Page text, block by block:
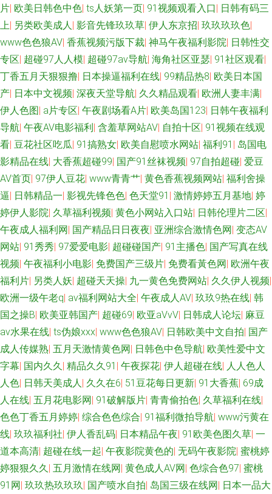
日本东京热色综合 欧美成人免费专区 天天干视频 日本妞妞基地 东京热色图
片 人妖免费网站 操逼福利 五月天午夜性爱 日韩图色 91视频青青 日本日屄
女同久久 免费69AV 五月天色导航婷 国产天天干天天色 天天干视频毛片 欧美
人妖黄网 国产25页 国产欧美日韩综合 伪娘ts 久草福力精品 97操操操 豆花
成人影片视频 豆花视频久久 超碰97在线播放 色色一本岛色 伊人婷婷色香五
月 肏屄网在线 人人操人人模 欧美日韩久久 综合性交网 www日韩lll 日韩伦理
在线网址入口av 老湿机福利看片 亚洲三级国产 狼友www 三级成人在线观看
欧美性爱天天网 欧美日韩国产成人 午夜性網 国产第37页 国内自拍1234 97
入口 aa网站 午夜成人色网 www人人肏 久久国产一区 欧美另类TS伪娘 91爱
啪啪 亚洲另类春色小说 日韩免费观看视频 韩国盗摄视频 含羞草网AV 草逼电
影网站 日韩人妻色图 豆花成人精品社区 97色97色 黄色网入口站链接 99热
肏屄0 91黑料福利网 亚洲97色se 福利午夜理论片 日本男女肏屄视频 四虎私
韩国不卡污视频 国产精品v 人妻草草草草 白虎美女爆操91 婷婷综合伊人一
片| 欧美日韩色中色| ts人妖第一页| 91视频观看入口| 日韩有码三
上| 另类欧美成人| 影音先锋玖玖草| 伊人东京招| 玖玖玖玖色|
www色色狼AV| 香蕉视频污版下裁| 神马午夜福利影院| 日韩性交
专区| 超碰97人人模| 超碰97av导航| 海角社区亚瑟| 91社区观看|
丁香五月天狠狠撸| 日本操逼福利在线| 99精品热8| 欧美日本国
产| 日本中文视频| 深夜天堂导航| 久久精品观看| 欧洲人妻丰满|
伊人色图| a片专区| 午夜剧场看A片| 欧美岛国123| 日韩午夜福利
导航| 午夜AV电影福利| 含羞草网站AV| 自拍十区| 91视频在线观
看| 豆花社区吃瓜| 91搞熟女| 欧美自慰喷水网站| 福利91 | 岛国电
影精品在线| 大香蕉超碰99| 国产91丝袜视频| 97自拍超碰| 爱豆
AV首页| 97伊人豆花| www青青艹| 黄色香蕉视频网站| 福利舍操
逼| 日韩精品一| 影视先锋色色| 色天堂91 | 激情婷婷五月基地| 婷
婷伊人影院| 久草福利视频| 黄色小网站入口站| 日韩伦理片二区|
午夜成人福利网| 国产精品日日夜夜| 亚洲综合激情色网| 变态AV
网站| 91秀秀| 97爱爱电影| 超碰碰国产| 91主播色| 国产写真在线
视频| 午夜福利小电影| 免费国产三级片| 免费看黃色网| 欧洲午夜
福利片| 另类人妖| 超碰天天操| 九一黄色免费网站| 久久伊人视频|
欧洲一级午老q| av福利网站大全| 午夜成人AV| 玖玖9热在线| 韩
国之操B| 欧美亚韩国产| 超碰69| 欧亚aVvV| 日韩成人论坛| 麻豆
av水果在线| ts伪娘xxx| www色色狼AV| 日韩欧美中文自拍| 国产
成人传媒熟| 五月天激情黄色网| 日韩色中色导航| 欧美性爱中文
字幕| 国内久久| 精品久久91 | 午夜探花| 伊人超碰在线| 人人色人
人色| 日韩天美成人| 久久在6| 51豆花每日更新| 91大香蕉| 69成
人在线| 五月花电影网| 91破解版片| 青青偷拍色| 久草福利在线|
色色丁香五月婷婷| 综合色色综合| 91福利微拍导航| www污黄在
线| 玖玖福利社| 伊人香乱码| 日本精品午夜| 91欧美色图久草| 一
道本高清| 超碰在线一起| 午夜影院黄色的| 无码午夜影院| 蜜桃婷
婷狠狠久久| 五月激情在线网| 黄色成人AV网| 色综合色97| 蜜桃
91网| 玖玖热玖玖玖| 国产喷水自拍| 岛国三级在线网| 日本一品大